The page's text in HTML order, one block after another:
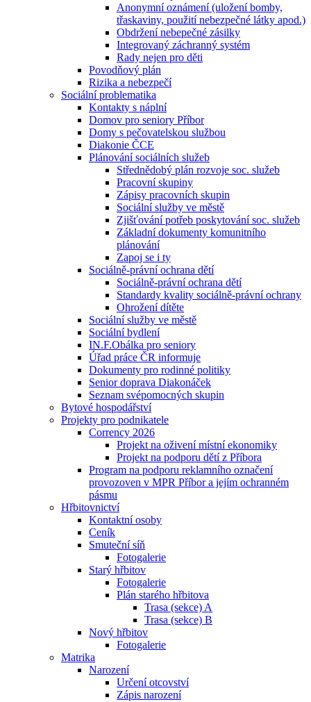
Anonymní oznámení (uložení bomby,
třaskaviny, použití nebezpečné látky apod.)
Obdržení nebepečné zásilky
Integrovaný záchranný systém
Rady nejen pro děti
Povodňový plán
Rizika a nebezpečí
Sociální problematika
Kontakty s náplní
Domov pro seniory Příbor
Domy s pečovatelskou službou
Diakonie ČCE
Plánování sociálních služeb
Střednědobý plán rozvoje soc. služeb
Pracovní skupiny
Zápisy pracovních skupin
Sociální služby ve městě
Zjišťování potřeb poskytování soc. služeb
Základní dokumenty komunitního
plánování
Zapoj se i ty
Sociálně-právní ochrana dětí
Sociálně-právní ochrana dětí
Standardy kvality sociálně-právní ochrany
Ohrožení dítěte
Sociální služby ve městě
Sociální bydlení
IN.F.Obálka pro seniory
Úřad práce ČR informuje
Dokumenty pro rodinné politiky
Senior doprava Diakonáček
Seznam svépomocných skupin
Bytové hospodářství
Projekty pro podnikatele
Corrency 2026
Projekt na oživení místní ekonomiky
Projekt na podporu dětí z Příbora
Program na podporu reklamního označení
provozoven v MPR Příbor a jejím ochranném
pásmu
Hřbitovnictví
Kontaktní osoby
Ceník
Smuteční síň
Fotogalerie
Starý hřbitov
Fotogalerie
Plán starého hřbitova
Trasa (sekce) A
Trasa (sekce) B
Nový hřbitov
Fotogalerie
Matrika
Narození
Určení otcovství
Zápis narození